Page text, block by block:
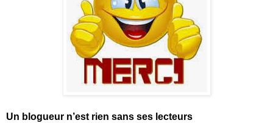
Un blogueur n’est rien sans ses lecteurs